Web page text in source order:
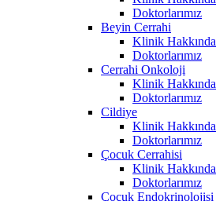
Doktorlarımız
Beyin Cerrahi
Klinik Hakkında
Doktorlarımız
Cerrahi Onkoloji
Klinik Hakkında
Doktorlarımız
Cildiye
Klinik Hakkında
Doktorlarımız
Çocuk Cerrahisi
Klinik Hakkında
Doktorlarımız
Çocuk Endokrinolojisi